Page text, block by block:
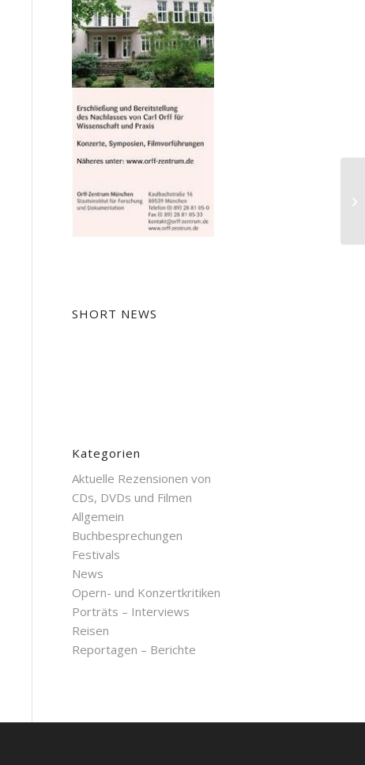
SHORT NEWS
Kategorien
Aktuelle Rezensionen von
CDs, DVDs und Filmen
Allgemein
Buchbesprechungen
Festivals
News
Opern- und Konzertkritiken
Porträts – Interviews
Reisen
Reportagen – Berichte